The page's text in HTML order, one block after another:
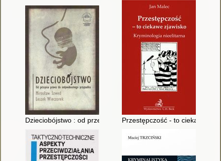
Dzieciobójstwo : od przepisu prawa do indywidualnego
Przestępczość - to ciekawe